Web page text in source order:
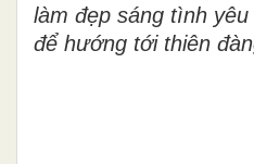
làm đẹp sáng tình
để hướng tới thiên